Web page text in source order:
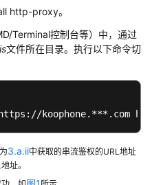
'/v3/auth/tokens') {
http-proxy。
Terminal控制台等）中，通过
文件所在目录。执行以下命令切
koophone.***.com
3.a.ii中获取的串流鉴权的URL地址
址。